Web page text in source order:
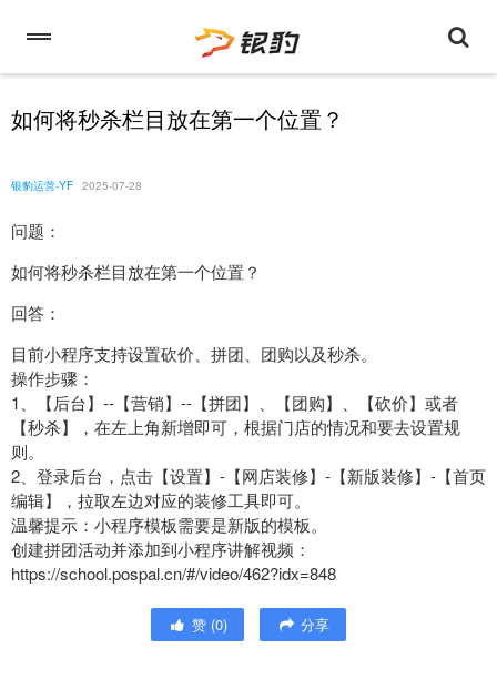
如何将秒杀栏目放在第一个位置？
银豹运营-YF 2025-07-28
问题：
如何将秒杀栏目放在第一个位置？
回答：
目前小程序支持设置砍价、拼团、团购以及秒杀。
操作步骤：
1、【后台】--【营销】--【拼团】、【团购】、【砍价】或者
【秒杀】，在左上角新增即可，根据门店的情况和要去设置规
则。
2、登录后台，点击【设置】-【网店装修】-【新版装修】-【首页
编辑】，拉取左边对应的装修工具即可。
温馨提示：小程序模板需要是新版的模板。
创建拼团活动并添加到小程序讲解视频：
https://school.pospal.cn/#/video/462?idx=848
赞 (0) 分享